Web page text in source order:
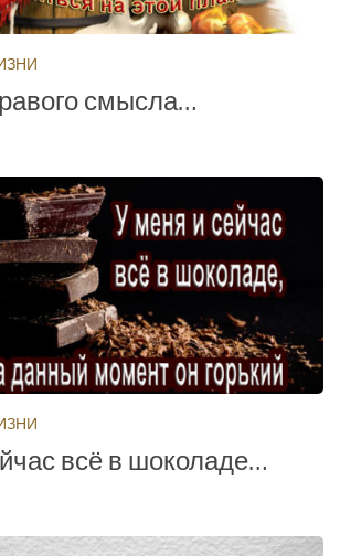
смысла…
всё в шоколаде…